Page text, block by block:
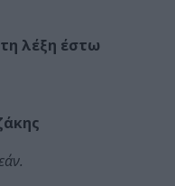
λέξη έστω